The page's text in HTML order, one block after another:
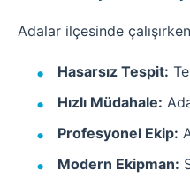
Adalar ilçesinde
Hasarsız Tespit:
Hızlı Müdahale:
Profesyonel Ekip:
Modern Ekipman: